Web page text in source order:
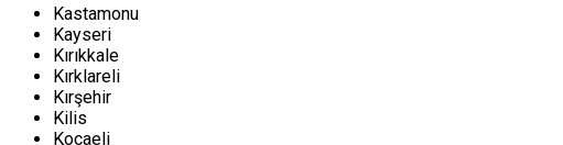
Kastamonu
Kayseri
Kırıkkale
Kırklareli
Kırşehir
Kilis
Kocaeli